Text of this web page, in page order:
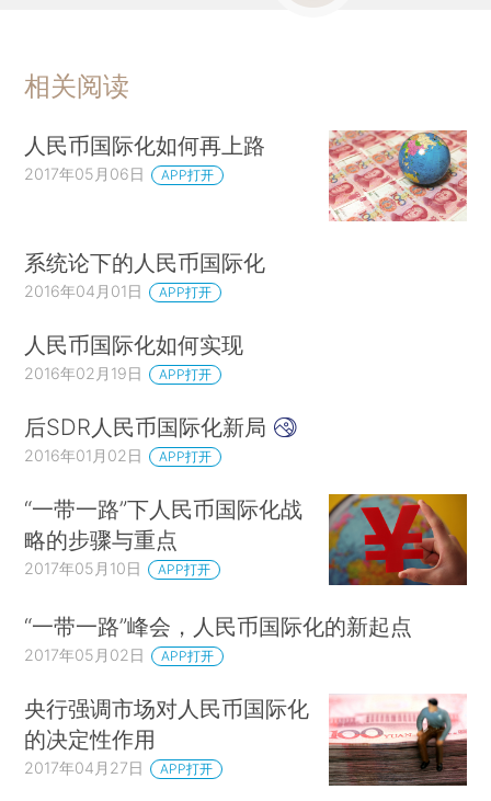
相关阅读
人民币国际化如何再上路
2017年05月06日 APP打开
系统论下的人民币国际化
2016年04月01日 APP打开
人民币国际化如何实现
2016年02月19日 APP打开
后SDR人民币国际化新局
2016年01月02日 APP打开
“一带一路”下人民币国际化战
略的步骤与重点
2017年05月10日 APP打开
“一带一路”峰会，人民币国际化的新起点
2017年05月02日 APP打开
央行强调市场对人民币国际化
的决定性作用
2017年04月27日 APP打开